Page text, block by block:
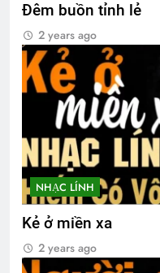
Đêm buồn tỉnh lẻ
2 years ago
NHẠC LÍNH
Kẻ ở miền xa
2 years ago